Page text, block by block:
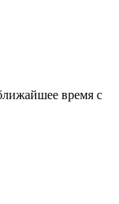
время с